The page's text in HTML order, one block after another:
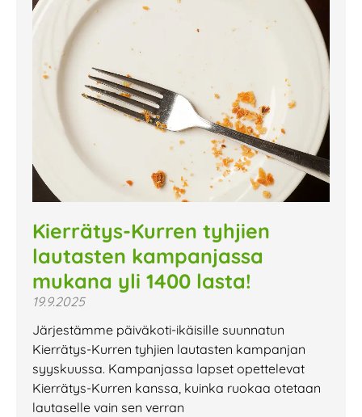
Kierrätys-Kurren tyhjien
lautasten kampanjassa
mukana yli 1400 lasta!
19.9.2025
Järjestämme päiväkoti-ikäisille suunnatun
Kierrätys-Kurren tyhjien lautasten kampanjan
syyskuussa. Kampanjassa lapset opettelevat
Kierrätys-Kurren kanssa, kuinka ruokaa otetaan
lautaselle vain sen verran